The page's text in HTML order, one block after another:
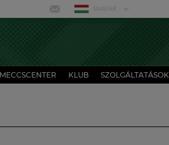
MAGYAR
MECCSCENTER KLUB SZOLGÁLTATÁSOK